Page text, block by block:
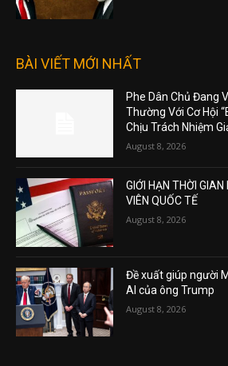
BÀI VIẾT MỚI NHẤT
Phe Dân Chủ Đang
Thường Với Cơ Hội
Chịu Trách Nhiệm
August 8, 2026
GIỚI HẠN THỜI
VIÊN QUỐC TẾ
August 8, 2026
Đề xuất giúp người
AI của ông Trump
August 8, 2026